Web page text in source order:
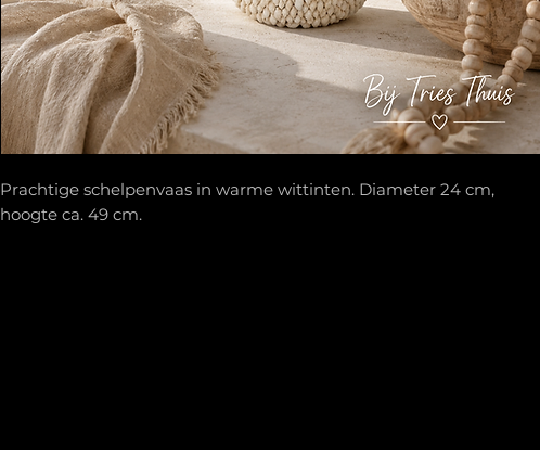
Prachtige schelpenvaas in warme wittinten. Diameter 24 cm,
hoogte ca. 49 cm.